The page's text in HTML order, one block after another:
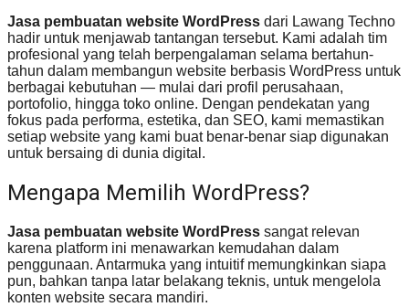
Jasa pembuatan website WordPress dari Lawang Techno
hadir untuk menjawab tantangan tersebut. Kami adalah tim
profesional yang telah berpengalaman selama bertahun-
tahun dalam membangun website berbasis WordPress untuk
berbagai kebutuhan — mulai dari profil perusahaan,
portofolio, hingga toko online. Dengan pendekatan yang
fokus pada performa, estetika, dan SEO, kami memastikan
setiap website yang kami buat benar-benar siap digunakan
untuk bersaing di dunia digital.
Mengapa Memilih WordPress?
Jasa pembuatan website WordPress sangat relevan
karena platform ini menawarkan kemudahan dalam
penggunaan. Antarmuka yang intuitif memungkinkan siapa
pun, bahkan tanpa latar belakang teknis, untuk mengelola
konten website secara mandiri.